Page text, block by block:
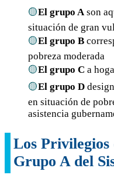
El grupo Ason
situación de gran
El grupo B
pobreza moderada
El grupo C a
El grupo D
en situación de
asistencia
Los Privilegios
Grupo A del